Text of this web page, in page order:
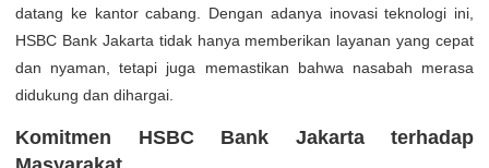
datang ke kantor cabang. Dengan adanya inovasi teknologi ini,
HSBC Bank Jakarta tidak hanya memberikan layanan yang cepat
dan nyaman, tetapi juga memastikan bahwa nasabah merasa
didukung dan dihargai.
Komitmen HSBC Bank Jakarta terhadap